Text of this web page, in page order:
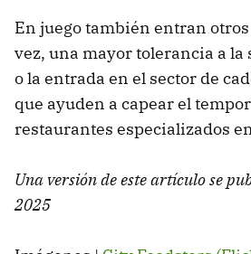
En juego también entran
vez, una mayor tolerancia a la
o la entrada en el sector de
que ayuden a capear el
restaurantes especializados
Una versión de este artículo se
2025